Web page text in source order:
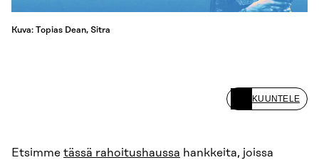
Kuva: Topias Dean, Sitra
KUUNTELE
Etsimme tässä rahoitushaussa hankkeita, joissa